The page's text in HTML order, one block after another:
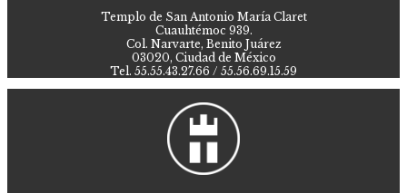
Templo de San Antonio María Claret
Cuauhtémoc 939.
Col. Narvarte, Benito Juárez
03020, Ciudad de México
Tel. 55.55.43.27.66 / 55.56.69.15.59